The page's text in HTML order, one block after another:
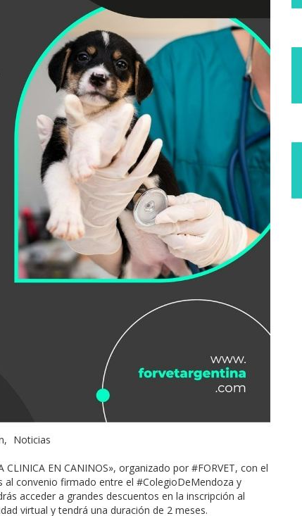
Noticias
EN CANINOS», organizado por #FORVET, con el
al convenio firmado entre el #ColegioDeMendoza y
acceder a grandes descuentos en la inscripción al
virtual y tendrá una duración de 2 meses.